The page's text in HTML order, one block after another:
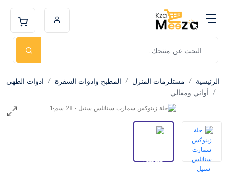
الرئيسية مستلزمات المنزل المطبخ وادوات السفرة
ادوات الطهى
أواني ومقالي